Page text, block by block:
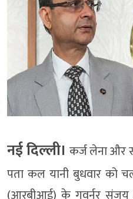
नई दिल्ली। कर्ज लेना और
पता कल यानी बुधवार को